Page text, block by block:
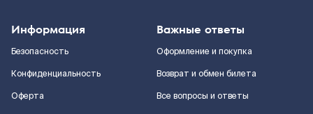
Информация
Безопасность
Конфиденциальность
Оферта
Важные ответы
Оформление и покупка
Возврат и обмен билета
Все вопросы и ответы